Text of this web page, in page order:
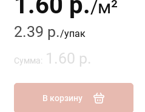
/м²
2.39 р./упак
Сумма: 1.60 р.
В корзину